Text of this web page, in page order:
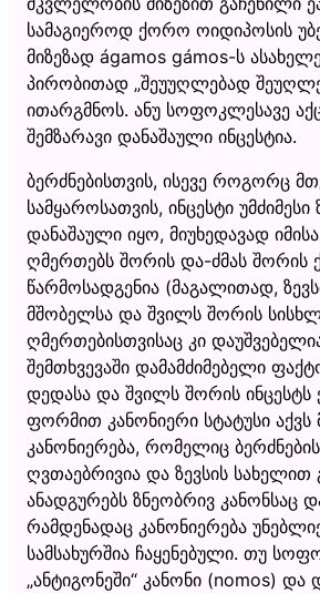
სამაგიეროდ ქორო ოიდიპოსის
მიზეზად ágamos gámos-ს
პირობითად „შეუუღლებად
ითარგმნოს. ანუ სოფოკლესავე
შემზარავი დანაშაული ინცესტია.
ბერძნებისთვის, ისევე როგორც
სამყაროსათვის, ინცესტი უმძიმესი
დანაშაული იყო, მიუხედავად
ღმერთებს შორის და-ძმას შორის
წარმოსადგენია (მაგალითად,
მშობელსა და შვილს შორის
ღმერთებისთვისაც კი
შემთხვევაში დამამძიმებელი
დედასა და შვილს შორის ინცესტს
ფორმით კანონიერი სტატუსი აქვს
კანონიერება, რომელიც
ღვთაებრივია და ზევსის სახელით
ანადგურებს ზნეობრივ კანონსაც
რამდენადაც კანონიერება
სამსახურშია ჩაყენებული. თუ
„ანტიგონეში“ კანონი (nomos) და